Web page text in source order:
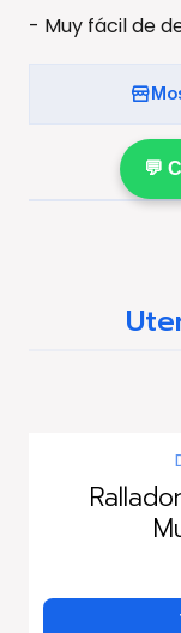
- Muy fácil de
💬